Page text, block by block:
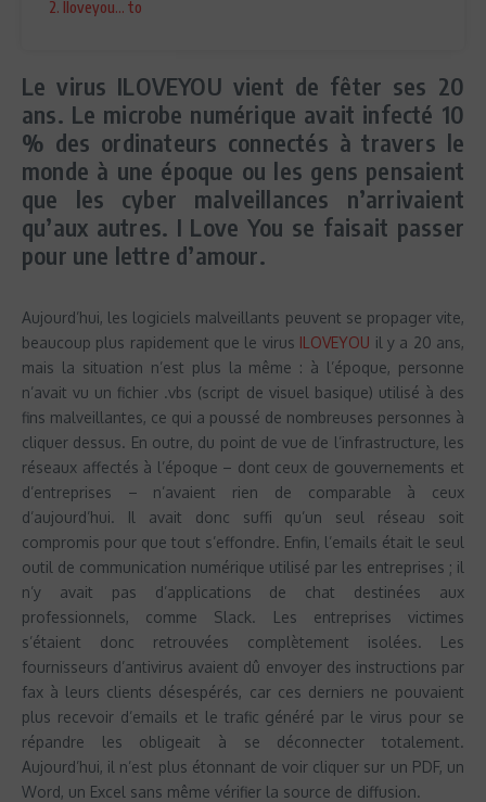
2. Iloveyou… to
Le virus ILOVEYOU vient de fêter ses 20
ans. Le microbe numérique avait infecté 10
% des ordinateurs connectés à travers le
monde à une époque ou les gens pensaient
que les cyber malveillances n’arrivaient
qu’aux autres. I Love You se faisait passer
pour une lettre d’amour.
Aujourd’hui, les logiciels malveillants peuvent se propager vite,
beaucoup plus rapidement que le virus ILOVEYOU il y a 20 ans,
mais la situation n’est plus la même : à l’époque, personne
n’avait vu un fichier .vbs (script de visuel basique) utilisé à des
fins malveillantes, ce qui a poussé de nombreuses personnes à
cliquer dessus. En outre, du point de vue de l’infrastructure, les
réseaux affectés à l’époque – dont ceux de gouvernements et
d’entreprises – n’avaient rien de comparable à ceux
d’aujourd’hui. Il avait donc suffi qu’un seul réseau soit
compromis pour que tout s’effondre. Enfin, l’emails était le seul
outil de communication numérique utilisé par les entreprises ; il
n’y avait pas d’applications de chat destinées aux
professionnels, comme Slack. Les entreprises victimes
s’étaient donc retrouvées complètement isolées. Les
fournisseurs d’antivirus avaient dû envoyer des instructions par
fax à leurs clients désespérés, car ces derniers ne pouvaient
plus recevoir d’emails et le trafic généré par le virus pour se
répandre les obligeait à se déconnecter totalement.
Aujourd’hui, il n’est plus étonnant de voir cliquer sur un PDF, un
Word, un Excel sans même vérifier la source de diffusion.